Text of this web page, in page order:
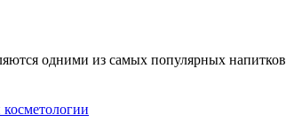
одними из самых популярных